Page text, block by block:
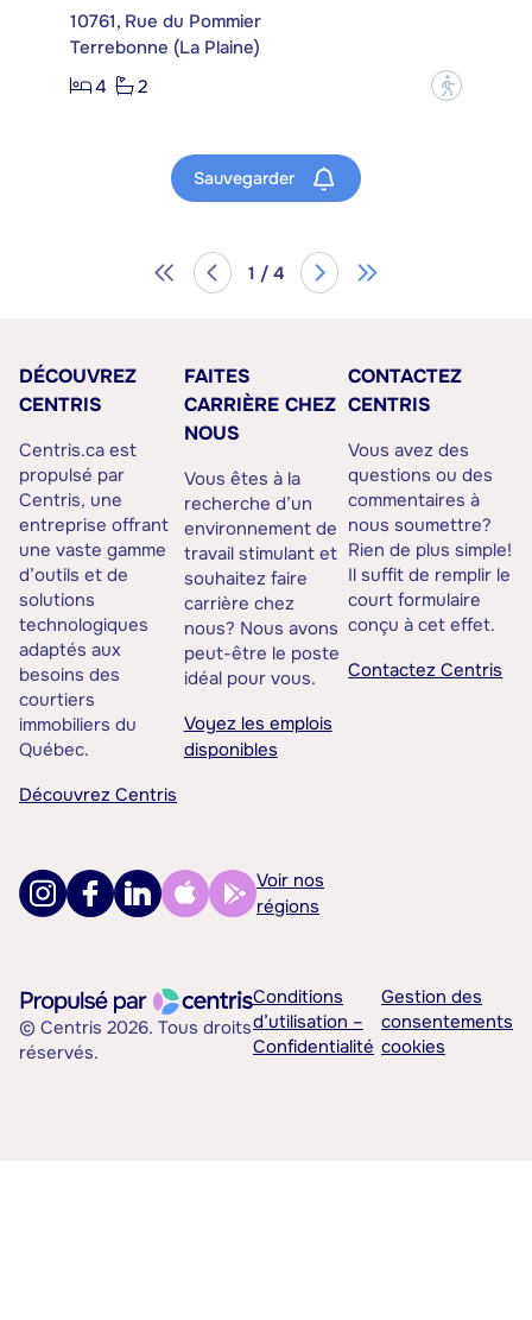
10761, Rue du Pommier
Terrebonne (La Plaine)
4
2 ?
Sauvegarder
1 / 4
DÉCOUVREZ
CENTRIS
Centris.ca est
propulsé par
Centris, une
entreprise offrant
une vaste gamme
d’outils et de
solutions
technologiques
adaptés aux
besoins des
courtiers
immobiliers du
Québec.
Découvrez Centris
FAITES
CARRIÈRE CHEZ
NOUS
Vous êtes à la
recherche d’un
environnement de
travail stimulant et
souhaitez faire
carrière chez
nous? Nous avons
peut-être le poste
idéal pour vous.
Voyez les emplois
disponibles
CONTACTEZ
CENTRIS
Vous avez des
questions ou des
commentaires à
nous soumettre?
Rien de plus simple!
Il suffit de remplir le
court formulaire
conçu à cet effet.
Contactez Centris
Voir nos
régions
© Centris 2026. Tous droits
réservés.
Conditions
d’utilisation –
Confidentialité
Gestion des
consentements
cookies